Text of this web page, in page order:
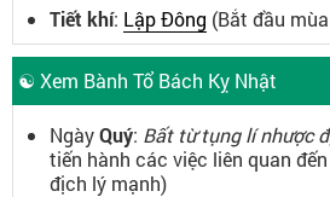
Tiết khí: Lập Đông (Bắt đầu
☯ Xem Bành Tổ Bách Kỵ Nhật
NgàyQuý: Bất từ tụng lí nhược
tiến hành các việc liên quan
địch lý mạnh)